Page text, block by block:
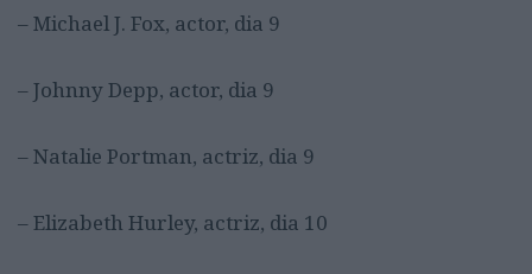
– Michael J. Fox, actor, dia 9
– Johnny Depp, actor, dia 9
– Natalie Portman, actriz, dia 9
– Elizabeth Hurley, actriz, dia 10